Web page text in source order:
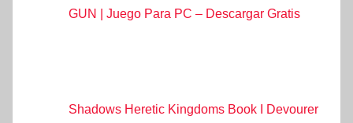
GUN | Juego Para PC – Descargar Gratis
Shadows Heretic Kingdoms Book I Devourer